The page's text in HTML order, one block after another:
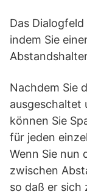
Das
indem Sie
Nachdem Sie
ausgeschaltet
können Sie
für jeden
Wenn Sie nun
zwischen
so daß er sich